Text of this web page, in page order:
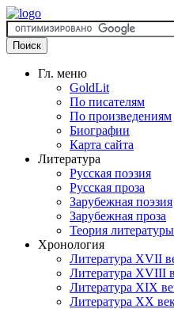
Гл. меню
GoldLit
По писателям
По произведениям
Биографии
Карта сайта
Литература
Русская поэзия
Русская проза
Зарубежная поэзия
Зарубежная проза
Теория литературы
Хронология
Литература XVII
Литература XVIII
Литература XIX
Литература XX